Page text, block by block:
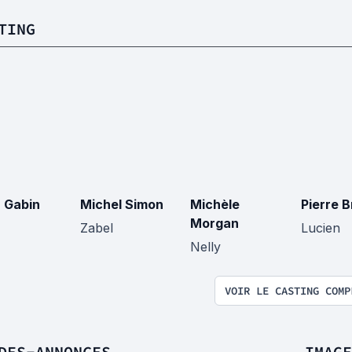
Michel Simon
Zabel
Michèle
Morgan
Nelly
Pierre
Lucien
VOIR LE CASTING